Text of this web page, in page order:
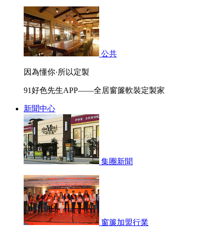
公共
因為懂你·所以定製
91好色先生APP——全居窗簾軟裝定製家
新聞中心
集團新聞
窗簾加盟行業